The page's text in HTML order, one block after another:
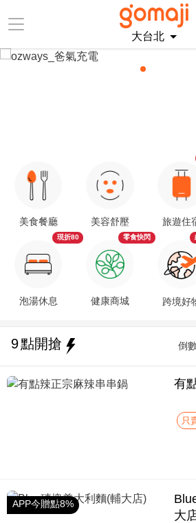
大台北
美食餐廳
泡湯休息
現折80
美容舒壓
健康商城
零食快閃
旅遊住
跨境好
9點開搶 倒
有
只
APP今贈點8%
大